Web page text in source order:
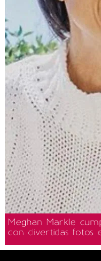
Meghan Markle
con divertidas fotos